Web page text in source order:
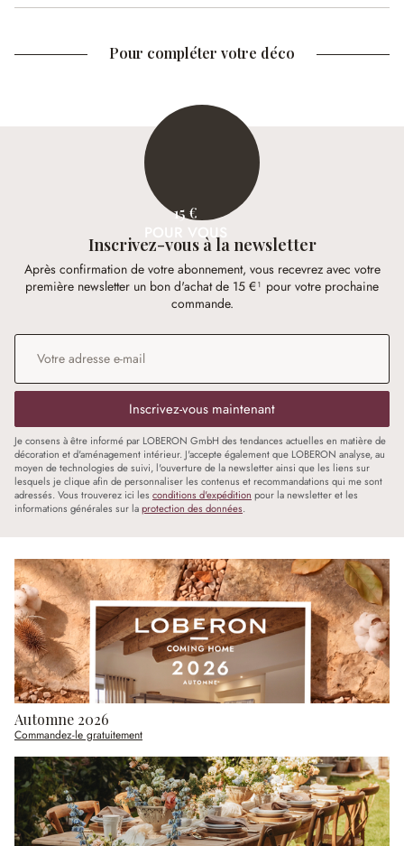
Pour compléter votre déco
15 €
POUR VOUS
Inscrivez-vous à la newsletter
Après confirmation de votre abonnement, vous recevrez avec votre
première newsletter un bon d'achat de 15 €¹ pour votre prochaine
commande.
Adresse e-mail
Inscrivez-vous maintenant
Je consens à être informé par LOBERON GmbH des tendances actuelles en matière de
décoration et d'aménagement intérieur. J'accepte également que LOBERON analyse, au
moyen de technologies de suivi, l'ouverture de la newsletter ainsi que les liens sur
lesquels je clique afin de personnaliser les contenus et recommandations qui me sont
adressés. Vous trouverez ici les conditions d'expédition pour la newsletter et les
informations générales sur laprotection des données.
Automne 2026
Commandez-le gratuitement